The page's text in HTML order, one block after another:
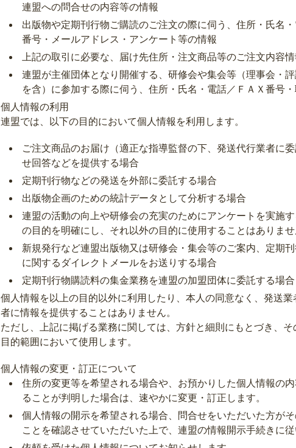
連盟への問合せの内容等の情報
出版物や定期刊行物ご購読のご注文の際に伺う、住所・氏名・
番号・メールアドレス・アンケート等の情報
上記の取引に必要な、届け先住所・注文商品等のご注文内容情
連盟が主催団体となり開催する、研修会や集会等（理事会・
を含）に参加する際に伺う、住所・氏名・電話／ＦＡＸ番号
個人情報の利用
連盟では、以下の目的において個人情報を利用します。
ご注文商品のお届け（適正な指導監督の下、発送代行業者に
せ回答などを提供する場合
定期刊行物などの発送を外部に委託する場合
出版物企画のための統計データとして分析する場合
連盟の活動の向上や研修会の充実のためにアンケートを実施
の目的を明確にし、それ以外の目的に使用することはありませ
新規発行など連盟出版物又は研修会・集会等のご案内、定期
に関するダイレクトメールをお送りする場合
定期刊行物購読料の集金業務を連盟の加盟団体に委託する場合
個人情報を以上の目的以外に利用したり、本人の同意なく、発送業
者に情報を提供することはありません。
ただし、上記に掲げる業務に関しては、方針と細則にもとづき、そ
目的範囲において使用します。
個人情報の変更・訂正について
住所の変更等を希望される場合や、お預かりした個人情報の
ることが判明した場合は、速やかに変更・訂正します。
個人情報の開示を希望される場合、問合せをいただいた方が
ことを確認させていただいた上で、連盟の情報開示手続きに従